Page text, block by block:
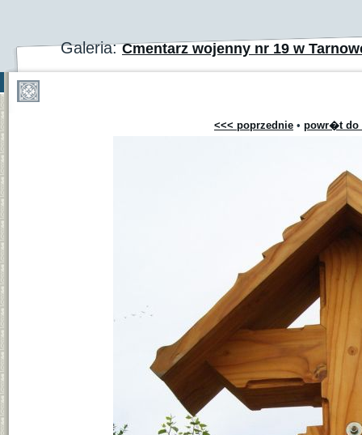
Galeria:Cmentarz wojenny nr 19 w
<<< poprzednie • powr�t do